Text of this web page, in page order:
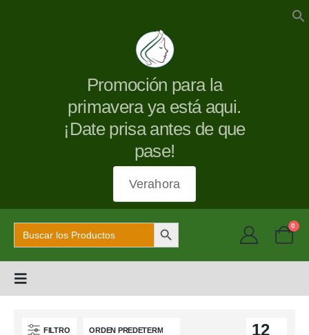
Promoción para la
primavera ya está aqui.
¡Date prisa antes de que
pase!
Verahora
Buscar: Botón de búsqueda 0
FILTRO